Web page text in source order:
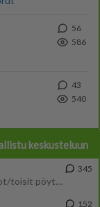
56
586
43
540
keskusteluun
Siinäpä se kysymys on otsikossa. Mitäpä siis tuot/toisit pöytään parisuhteessa? Oletko mies vai nainen? Koetko sen mitä
345
152